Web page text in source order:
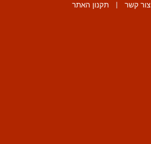
צור קשר תקנון האתר